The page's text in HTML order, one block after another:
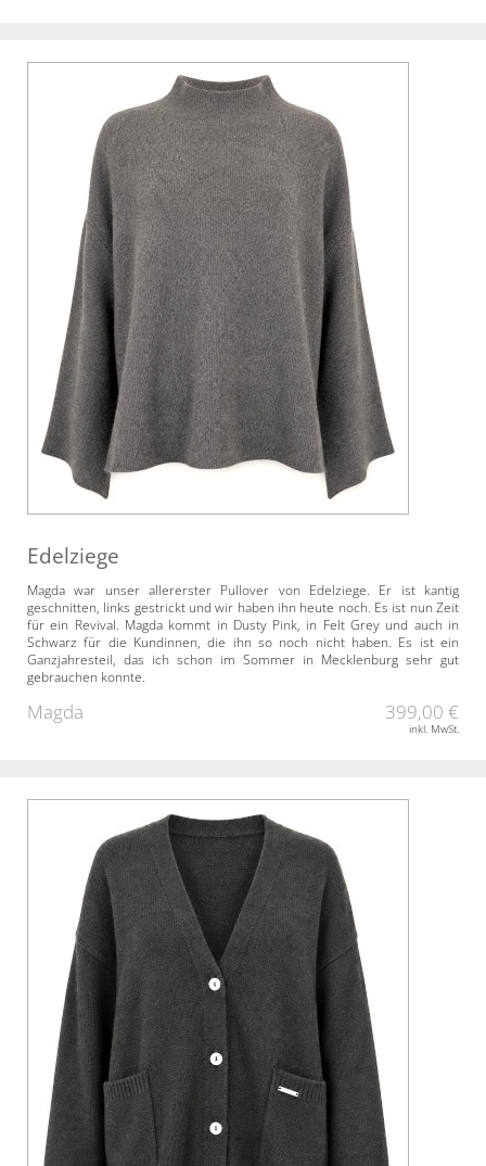
Edelziege
Magda war unser allererster Pullover von Edelziege. Er ist kantig
geschnitten, links gestrickt und wir haben ihn heute noch. Es ist nun Zeit
für ein Revival. Magda kommt in Dusty Pink, in Felt Grey und auch in
Schwarz für die Kundinnen, die ihn so noch nicht haben. Es ist ein
Ganzjahresteil, das ich schon im Sommer in Mecklenburg sehr gut
gebrauchen konnte.
Magda 399,00 €
inkl. MwSt.